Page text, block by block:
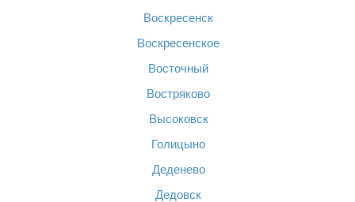
Воскресенск
Воскресенское
Восточный
Востряково
Высоковск
Голицыно
Деденево
Дедовск